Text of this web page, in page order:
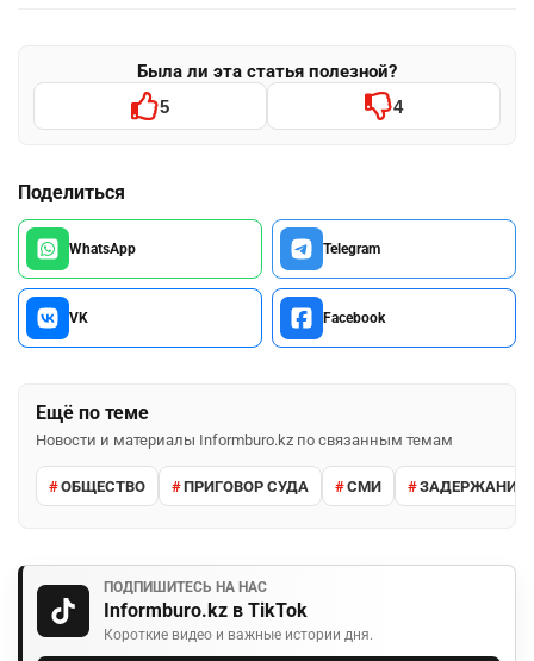
Была ли эта статья полезной?
5 4
Поделиться
WhatsApp Telegram
VK Facebook
Ещё по теме
Новости и материалы Informburo.kz по связанным темам
ОБЩЕСТВО ПРИГОВОР СУДА СМИ ЗАДЕРЖАНИЕ
ПОДПИШИТЕСЬ НА НАС
Informburo.kz в TikTok
Короткие видео и важные истории дня.